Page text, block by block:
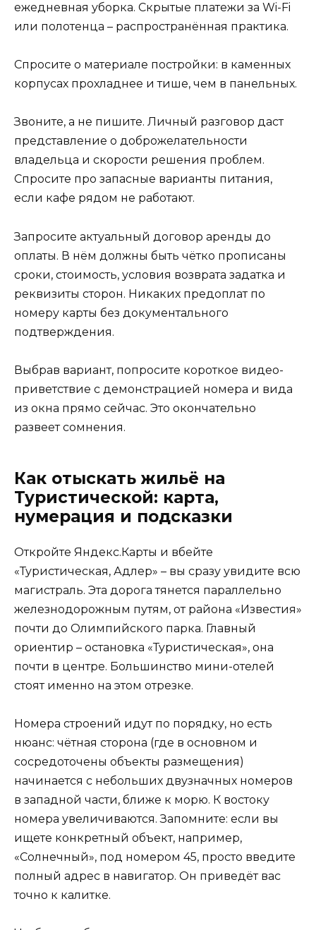
ежедневная уборка. Скрытые платежи за Wi-Fi
или полотенца – распространённая практика.
Спросите о материале постройки: в каменных
корпусах прохладнее и тише, чем в панельных.
Звоните, а не пишите. Личный разговор даст
представление о доброжелательности
владельца и скорости решения проблем.
Спросите про запасные варианты питания,
если кафе рядом не работают.
Запросите актуальный договор аренды до
оплаты. В нём должны быть чётко прописаны
сроки, стоимость, условия возврата задатка и
реквизиты сторон. Никаких предоплат по
номеру карты без документального
подтверждения.
Выбрав вариант, попросите короткое видео-
приветствие с демонстрацией номера и вида
из окна прямо сейчас. Это окончательно
развеет сомнения.
Как отыскать жильё на
Туристической: карта,
нумерация и подсказки
Откройте Яндекс.Карты и вбейте
«Туристическая, Адлер» – вы сразу увидите всю
магистраль. Эта дорога тянется параллельно
железнодорожным путям, от района «Известия»
почти до Олимпийского парка. Главный
ориентир – остановка «Туристическая», она
почти в центре. Большинство мини-отелей
стоят именно на этом отрезке.
Номера строений идут по порядку, но есть
нюанс: чётная сторона (где в основном и
сосредоточены объекты размещения)
начинается с небольших двузначных номеров
в западной части, ближе к морю. К востоку
номера увеличиваются. Запомните: если вы
ищете конкретный объект, например,
«Солнечный», под номером 45, просто введите
полный адрес в навигатор. Он приведёт вас
точно к калитке.